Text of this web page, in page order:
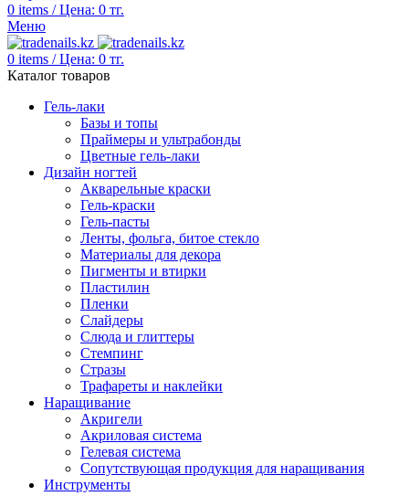
0 items / Цена: 0 тг.
Меню
0 items / Цена: 0 тг.
Каталог товаров
Гель-лаки
Базы и топы
Праймеры и ультрабонды
Цветные гель-лаки
Дизайн ногтей
Акварельные краски
Гель-краски
Гель-пасты
Ленты, фольга, битое стекло
Материалы для декора
Пигменты и втирки
Пластилин
Пленки
Слайдеры
Слюда и глиттеры
Стемпинг
Стразы
Трафареты и наклейки
Наращивание
Акригели
Акриловая система
Гелевая система
Сопутствующая продукция для наращивания
Инструменты